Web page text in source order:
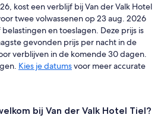
kost een verblijf bij Van der Valk Hotel
twee volwassenen op 23 aug. 2026
belastingen en toeslagen. Deze prijs is
gevonden prijs per nacht in de
verblijven in de komende 30 dagen.
Kies je datumsvoor meer accurate
bij Van der Valk Hotel Tiel?